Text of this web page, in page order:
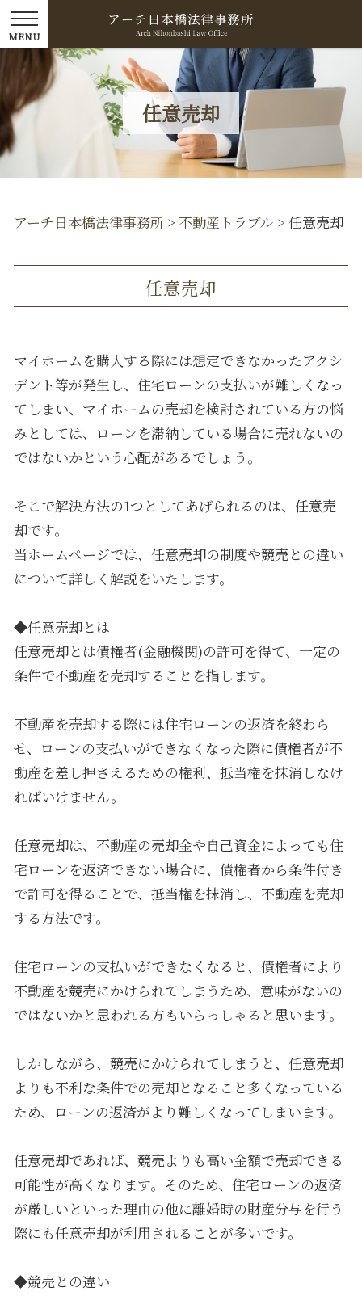
任意売却
アーチ日本橋法律事務所 > 不動産トラブル > 任意売却
任意売却
マイホームを購入する際には想定できなかったアクシ
デント等が発生し、住宅ローンの支払いが難しくなっ
てしまい、マイホームの売却を検討されている方の悩
みとしては、ローンを滞納している場合に売れないの
ではないかという心配があるでしょう。
そこで解決方法の1つとしてあげられるのは、任意売
却です。
当ホームページでは、任意売却の制度や競売との違い
について詳しく解説をいたします。
◆任意売却とは
任意売却とは債権者(金融機関)の許可を得て、一定の
条件で不動産を売却することを指します。
不動産を売却する際には住宅ローンの返済を終わら
せ、ローンの支払いができなくなった際に債権者が不
動産を差し押さえるための権利、抵当権を抹消しなけ
ればいけません。
任意売却は、不動産の売却金や自己資金によっても住
宅ローンを返済できない場合に、債権者から条件付き
で許可を得ることで、抵当権を抹消し、不動産を売却
する方法です。
住宅ローンの支払いができなくなると、債権者により
不動産を競売にかけられてしまうため、意味がないの
ではないかと思われる方もいらっしゃると思います。
しかしながら、競売にかけられてしまうと、任意売却
よりも不利な条件での売却となること多くなっている
ため、ローンの返済がより難しくなってしまいます。
任意売却であれば、競売よりも高い金額で売却できる
可能性が高くなります。そのため、住宅ローンの返済
が厳しいといった理由の他に離婚時の財産分与を行う
際にも任意売却が利用されることが多いです。
◆競売との違い